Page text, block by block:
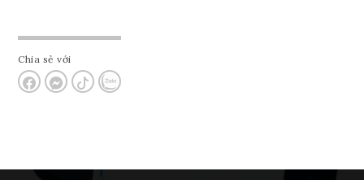
Chia sẻ với